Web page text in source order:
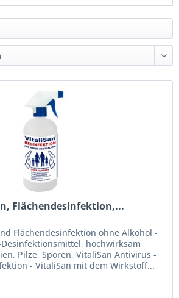
Flächendesinfektion,...
Flächendesinfektion ohne Alkohol -
hochwirksam
Pilze, Sporen, VitaliSan Antivirus -
- VitaliSan mit dem Wirkstoff...